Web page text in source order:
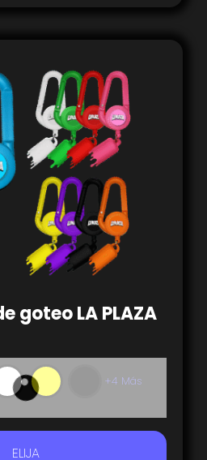
goteo LA PLAZA
+4 Más
ELIJA